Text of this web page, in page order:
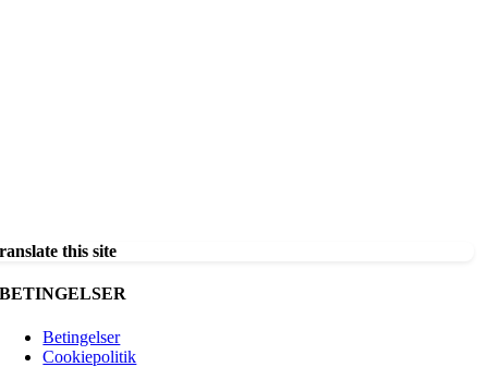
this site
BETINGELSER
Betingelser
Cookiepolitik